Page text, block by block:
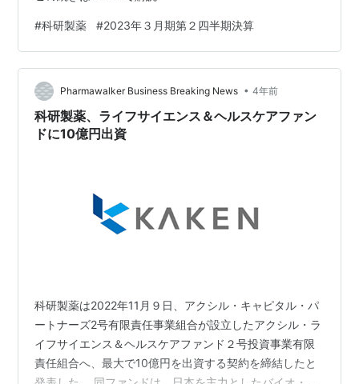
#科研製薬 #2023年３月期第２四半期決算
Pharmawalker Business Breaking News • 4年前
科研製薬、ライフサイエンス＆ヘルスケアファン
ドに10億円出資
科研製薬は2022年11月９日、アクシル・キャピタル・パ
ートナーズ2号有限責任事業組合が設立したアクシル・ラ
イフサイエンス＆ヘルスケアファンド２号投資事業有限
責任組合へ、最大で10億円を出資する契約を締結したと